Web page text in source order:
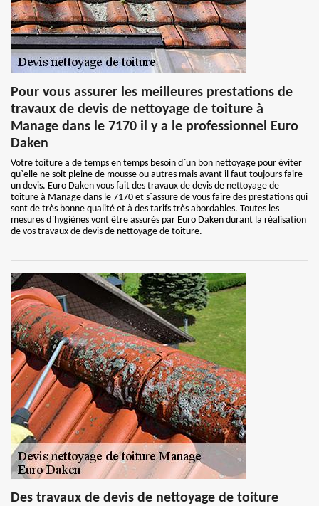
Pour vous assurer les meilleures prestations de
travaux de devis de nettoyage de toiture à
Manage dans le 7170 il y a le professionnel Euro
Daken
Votre toiture a de temps en temps besoin d`un bon nettoyage pour éviter
qu`elle ne soit pleine de mousse ou autres mais avant il faut toujours faire
un devis. Euro Daken vous fait des travaux de devis de nettoyage de
toiture à Manage dans le 7170 et s`assure de vous faire des prestations qui
sont de très bonne qualité et à des tarifs très abordables. Toutes les
mesures d`hygiènes vont être assurés par Euro Daken durant la réalisation
de vos travaux de devis de nettoyage de toiture.
Des travaux de devis de nettoyage de toiture